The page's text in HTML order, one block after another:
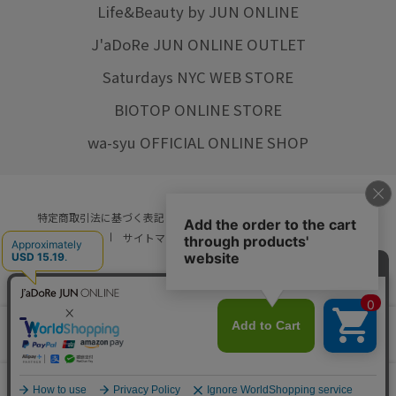
0
Life&Beauty by JUN ONLINE
J'aDoRe JUN ONLINE OUTLET
Saturdays NYC WEB STORE
BIOTOP ONLINE STORE
wa-syu OFFICIAL ONLINE SHOP
特定商取引法に基づく表記 プライバシーポリシー
会社概要
ご利用規約
サイトマップ リクルート ご利用ガイド
© JUN CO.,LTD. ALL RIGHTS RESERVED.
店舗在庫
をみる
カートに入れる